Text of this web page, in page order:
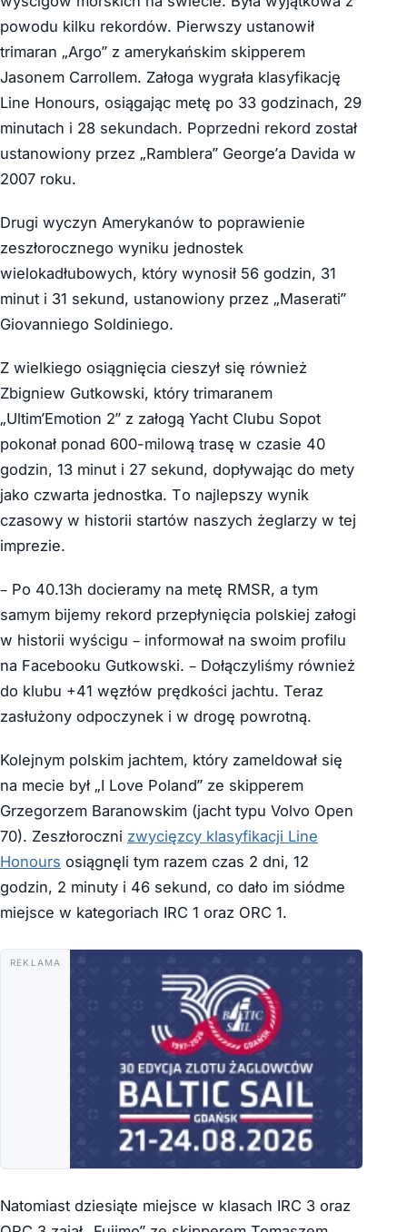
powodu kilku rekordów. Pierwszy ustanowił
trimaran „Argo” z amerykańskim skipperem
Jasonem Carrollem. Załoga wygrała klasyfikację
Line Honours, osiągając metę po 33 godzinach, 29
minutach i 28 sekundach. Poprzedni rekord został
ustanowiony przez „Ramblera” George’a Davida w
2007 roku.
Drugi wyczyn Amerykanów to poprawienie
zeszłorocznego wyniku jednostek
wielokadłubowych, który wynosił 56 godzin, 31
minut i 31 sekund, ustanowiony przez „Maserati”
Giovanniego Soldiniego.
Z wielkiego osiągnięcia cieszył się również
Zbigniew Gutkowski, który trimaranem
„Ultim’Emotion 2” z załogą Yacht Clubu Sopot
pokonał ponad 600-milową trasę w czasie 40
godzin, 13 minut i 27 sekund, dopływając do mety
jako czwarta jednostka. To najlepszy wynik
czasowy w historii startów naszych żeglarzy w tej
imprezie.
– Po 40.13h docieramy na metę RMSR, a tym
samym bijemy rekord przepłynięcia polskiej załogi
w historii wyścigu – informował na swoim profilu
na Facebooku Gutkowski. – Dołączyliśmy również
do klubu +41 węzłów prędkości jachtu. Teraz
zasłużony odpoczynek i w drogę powrotną.
Kolejnym polskim jachtem, który zameldował się
na mecie był „I Love Poland” ze skipperem
Grzegorzem Baranowskim (jacht typu Volvo Open
70). Zeszłoroczni zwycięzcy klasyfikacji Line
Honours osiągnęli tym razem czas 2 dni, 12
godzin, 2 minuty i 46 sekund, co dało im siódme
miejsce w kategoriach IRC 1 oraz ORC 1.
REKLAMA
Natomiast dziesiąte miejsce w klasach IRC 3 oraz